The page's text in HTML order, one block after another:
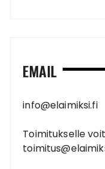
EMAIL
info@elaimiksi.fi
Toimitukselle